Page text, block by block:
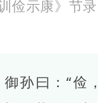
俭示康》节录
御孙曰：“俭